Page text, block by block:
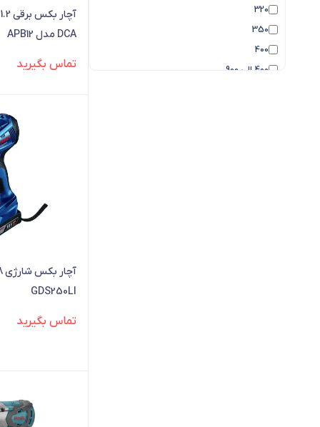
320
350
400
400 الی 900
DCA مدل APB12
تماس بگیرید
GDS250LI
تماس بگیرید